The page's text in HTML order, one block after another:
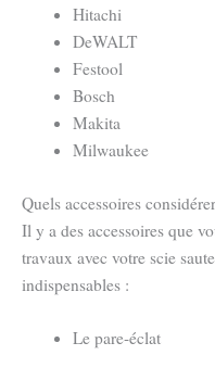
Hitachi
DeWALT
Festool
Bosch
Makita
Milwaukee
Quels accessoires
Il y a des accessoires que
travaux avec votre scie
indispensables :
Le pare-éclat